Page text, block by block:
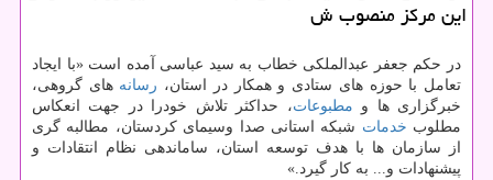
این مركز منصوب ش
در حکم جعفر عبدالملکی خطاب به سید عباسی آمده است «با ایجاد
تعامل با حوزه های ستادی و همکار در استان، رسانه های گروهی،
خبرگزاری ها و مطبوعات، حداکثر تلاش خودرا در جهت انعکاس
مطلوب خدمات شبکه استانی صدا وسیمای کردستان، مطالبه گری
از سازمان ها با هدف توسعه استان، ساماندهی نظام انتقادات و
پیشنهادات و... به کار گیرد.»